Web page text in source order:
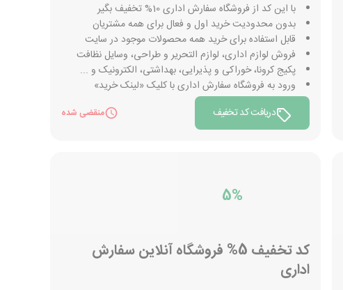
با این کد از فروشگاه سفارش اداری 10% تخفیف بگیر
بدون محدودیت خرید اول و فعال برای همه مشتریان
قابل استفاده برای خرید همه محصولات موجود در سایت
فروش لوازم اداری، لوازم التحریر و طراحی، وسایل نظافت
پکیج کرونا، خوراکی و پذیرایی، بهداشتی، الکترونیک و ...
ورود به فروشگاه سفارش اداری با کلیک «لینک خرید»
دریافت کد تخفیف
منقضی شده
5%
کد تخفیف 5% فروشگاه آنلاین سفارش
اداری